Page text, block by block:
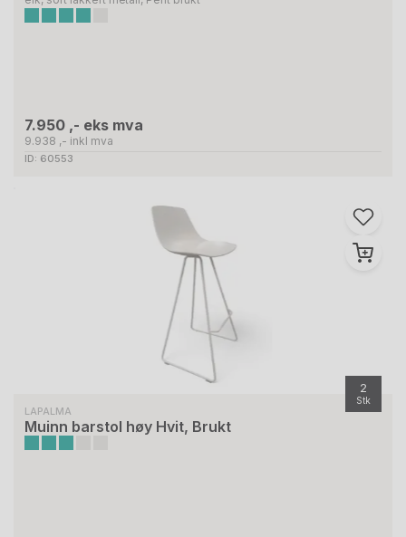
7.950 ,- eks mva
9.938 ,- inkl mva
ID: 60553
2
Stk
LAPALMA
Muinn barstol høy Hvit, Brukt